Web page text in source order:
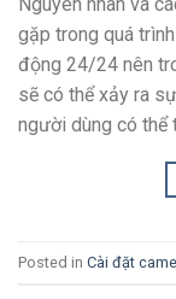
gặp trong quá
động 24/24 nên
sẽ có thể xảy ra
người dùng có thể
Posted in Cài đặt